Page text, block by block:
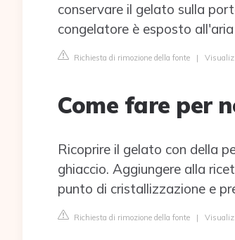
conservare il gelato sulla
congelatore è esposto
Richiesta di rimozione della fonte |
Come fare per
Ricoprire il gelato con della
ghiaccio. Aggiungere alla
punto di cristallizzazione e
Richiesta di rimozione della fonte |